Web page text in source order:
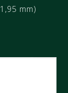
1,95 mm)